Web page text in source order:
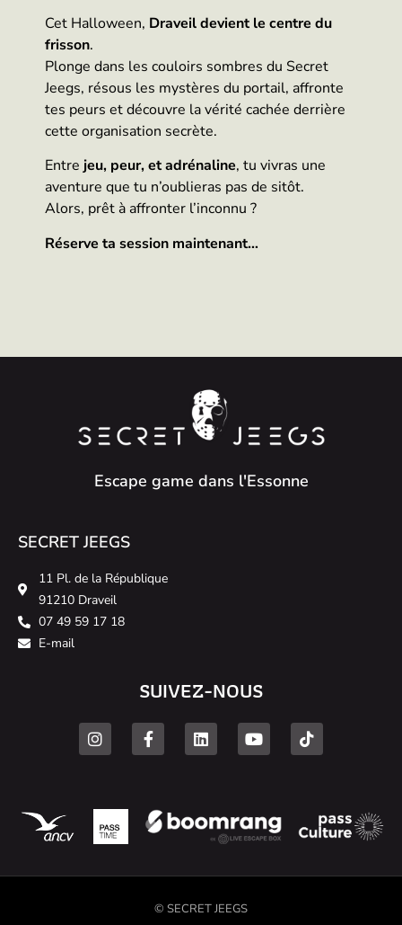
Cet Halloween, Draveil devient le centre du
frisson.
Plonge dans les couloirs sombres du Secret
Jeegs, résous les mystères du portail, affronte
tes peurs et découvre la vérité cachée derrière
cette organisation secrète.
Entre jeu, peur, et adrénaline, tu vivras une
aventure que tu n’oublieras pas de sitôt.
Alors, prêt à affronter l’inconnu ?
Réserve ta session maintenant…
Escape game dans l'Essonne
SECRET JEEGS
11 Pl. de la République
91210 Draveil
07 49 59 17 18
E-mail
SUIVEZ-NOUS
© SECRET JEEGS